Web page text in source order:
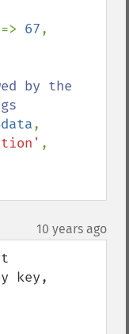
=> 67
by the
10 years ago
key,